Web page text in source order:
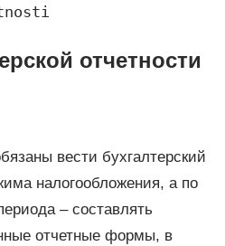
отчетности
вести бухгалтерский
налогообложения, а по
– составлять
отчетные формы, в